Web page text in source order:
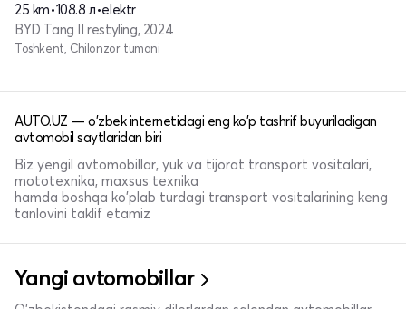
25 km•108.8 л•elektr
BYD Tang II restyling, 2024
Toshkent, Chilonzor tumani
AUTO.UZ — o'zbek internetidagi eng ko'p tashrif buyuriladigan
avtomobil saytlaridan biri
Biz yengil avtomobillar, yuk va tijorat transport vositalari,
mototexnika, maxsus texnika
hamda boshqa ko'plab turdagi transport vositalarining keng
tanlovini taklif etamiz
Yangi avtomobillar